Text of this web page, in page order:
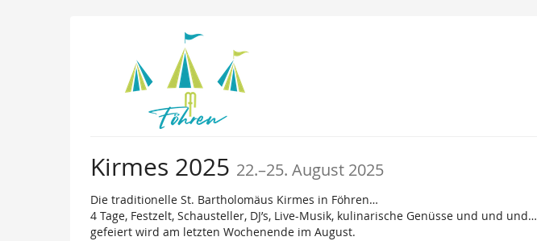
Kirmes 2025 22.–bis
25. August 2025
Die traditionelle St. Bartholomäus Kirmes in Föhren…
4 Tage, Festzelt, Schausteller, DJ’s, Live-Musik, kulinarische Genüsse und und und…
gefeiert wird am letzten Wochenende im August.